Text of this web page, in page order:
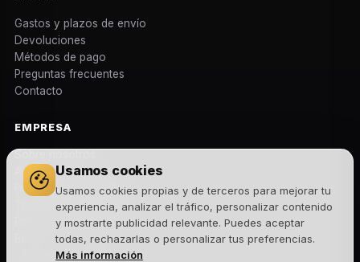
Usamos cookies
Usamos cookies propias y de terceros para mejorar tu
experiencia, analizar el tráfico, personalizar contenido
y mostrarte publicidad relevante. Puedes aceptar
todas, rechazarlas o personalizar tus preferencias.
Más información
Gastos y plazos de envío
Devoluciones
Métodos de pago
Preguntas frecuentes
Contacto
EMPRESA
Sobre nosotros
Aviso legal
Política de privacidad
Términos y condiciones
Política de cookies